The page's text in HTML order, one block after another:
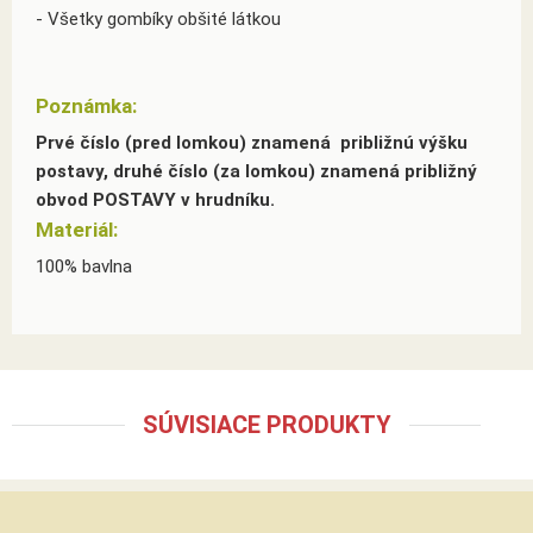
- Všetky gombíky obšité látkou
Poznámka:
Prvé číslo (pred lomkou) znamená približnú výšku
postavy, druhé číslo (za lomkou) znamená približný
obvod POSTAVY v hrudníku.
Materiál:
100% bavlna
SÚVISIACE PRODUKTY